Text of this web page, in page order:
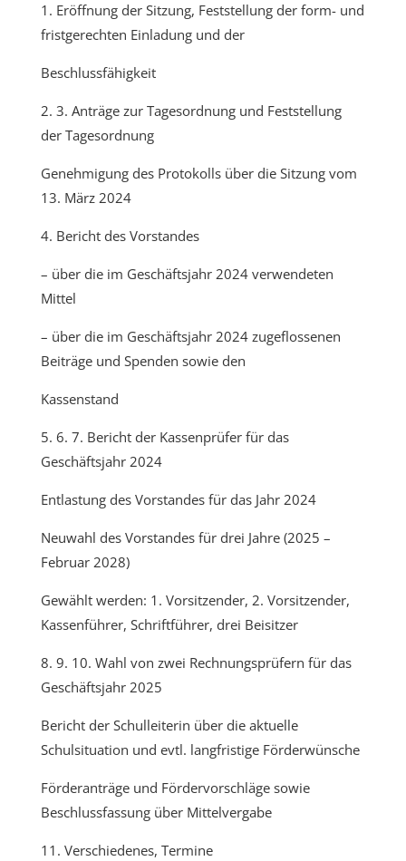
1. Eröffnung der Sitzung, Feststellung der form- und
fristgerechten Einladung und der
Beschlussfähigkeit
2. 3. Anträge zur Tagesordnung und Feststellung
der Tagesordnung
Genehmigung des Protokolls über die Sitzung vom
13. März 2024
4. Bericht des Vorstandes
– über die im Geschäftsjahr 2024 verwendeten
Mittel
– über die im Geschäftsjahr 2024 zugeflossenen
Beiträge und Spenden sowie den
Kassenstand
5. 6. 7. Bericht der Kassenprüfer für das
Geschäftsjahr 2024
Entlastung des Vorstandes für das Jahr 2024
Neuwahl des Vorstandes für drei Jahre (2025 –
Februar 2028)
Gewählt werden: 1. Vorsitzender, 2. Vorsitzender,
Kassenführer, Schriftführer, drei Beisitzer
8. 9. 10. Wahl von zwei Rechnungsprüfern für das
Geschäftsjahr 2025
Bericht der Schulleiterin über die aktuelle
Schulsituation und evtl. langfristige Förderwünsche
Förderanträge und Fördervorschläge sowie
Beschlussfassung über Mittelvergabe
11. Verschiedenes, Termine